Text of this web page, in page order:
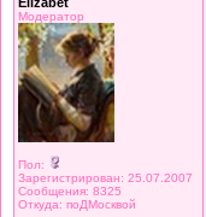
Модератор
Пол:
Зарегистрирован: 25.07.2007
Сообщения: 8325
Откуда: поДМосквой